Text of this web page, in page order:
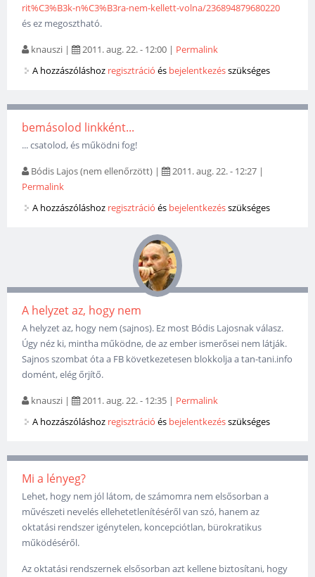
rit%C3%B3k-n%C3%B3ra-nem-kellett-volna/236894879680220
és ez megosztható.
knauszi | 2011. aug. 22. - 12:00 | Permalink
A hozzászóláshoz regisztráció és bejelentkezésszükséges
bemásolod linkként...
... csatolod, és működni fog!
Bódis Lajos (nem ellenőrzött) | 2011. aug. 22. - 12:27 |
Permalink
A hozzászóláshoz regisztráció és bejelentkezésszükséges
A helyzet az, hogy nem
A helyzet az, hogy nem (sajnos). Ez most Bódis Lajosnak válasz.
Úgy néz ki, mintha működne, de az ember ismerősei nem látják.
Sajnos szombat óta a FB következetesen blokkolja a tan-tani.info
domént, elég őrjítő.
knauszi | 2011. aug. 22. - 12:35 | Permalink
A hozzászóláshoz regisztráció és bejelentkezésszükséges
Mi a lényeg?
Lehet, hogy nem jól látom, de számomra nem elsősorban a
művészeti nevelés ellehetetlenítéséről van szó, hanem az
oktatási rendszer igénytelen, koncepciótlan, bürokratikus
működéséről.
Az oktatási rendszernek elsősorban azt kellene biztosítani, hogy